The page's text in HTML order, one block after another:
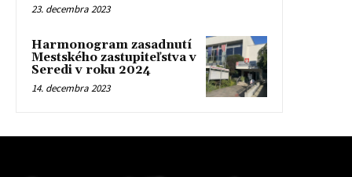
23. decembra 2023
Harmonogram zasadnutí
Mestského zastupiteľstva v
Seredi v roku 2024
14. decembra 2023